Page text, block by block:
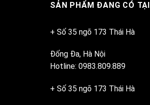
SẢN PHẨM ĐANG CÓ TẠI
+ Số 35 ngõ 173 Thái Hà
Đống Đa, Hà Nội
Hotline: 0983.809.889
+ Số 35 ngõ 173 Thái Hà